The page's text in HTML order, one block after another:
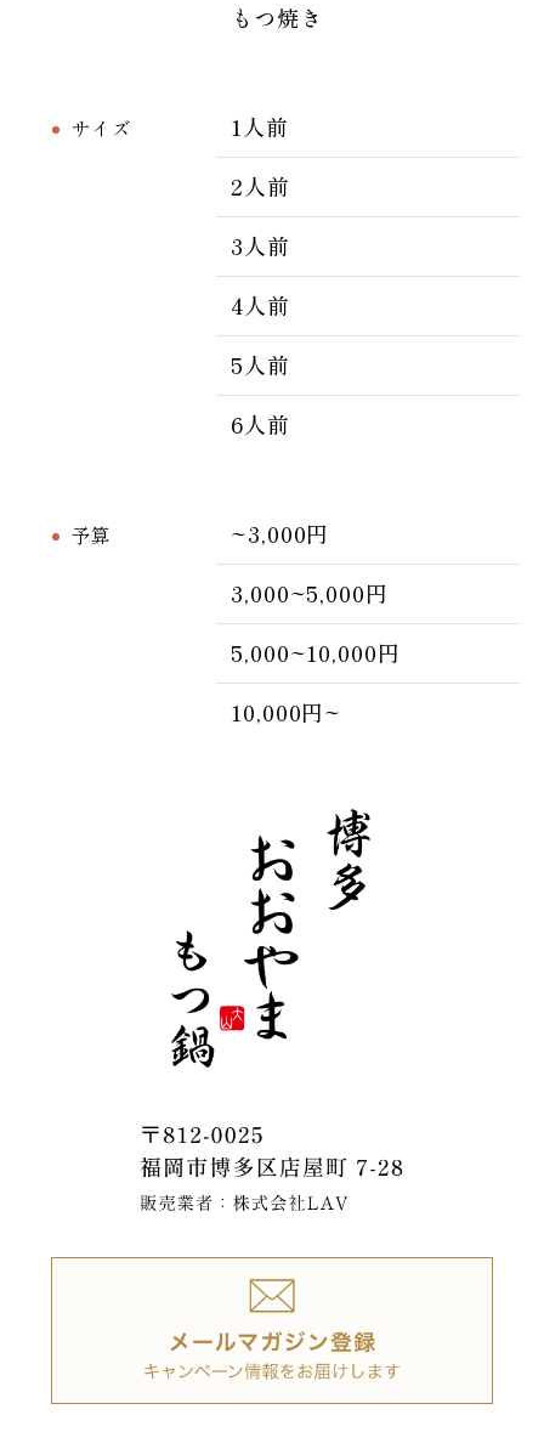
もつ焼き
サイズ
1人前
2人前
3人前
4人前
5人前
6人前
予算
~3,000円
3,000~5,000円
5,000~10,000円
10,000円~